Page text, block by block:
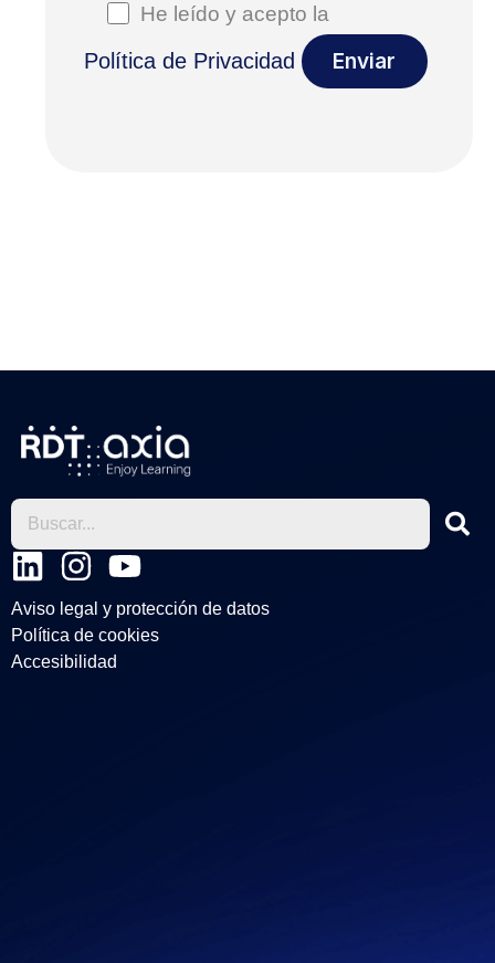
He leído y acepto la
Política de Privacidad
L
i
n
k
I
n
s
t
Y
o
u
Aviso legal y protección de datos
Política de cookies
Accesibilidad